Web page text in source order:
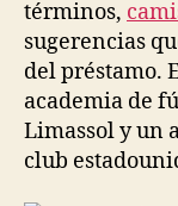
términos,
sugerencias
del préstamo.
academia de
Limassol y un
club